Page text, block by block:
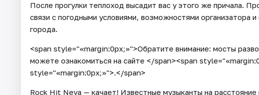
После прогулки теплоход высадит вас у этого же причала.
связи с погодными условиями, возможностями организатора
города.
<span style="«margin:0px;»">Обратите внимание: мосты
можете ознакомиться на сайте </span><span
style="«margin:0px;»">.</span>
Rock Hit Neva — качает! Известные музыканты на расстояние